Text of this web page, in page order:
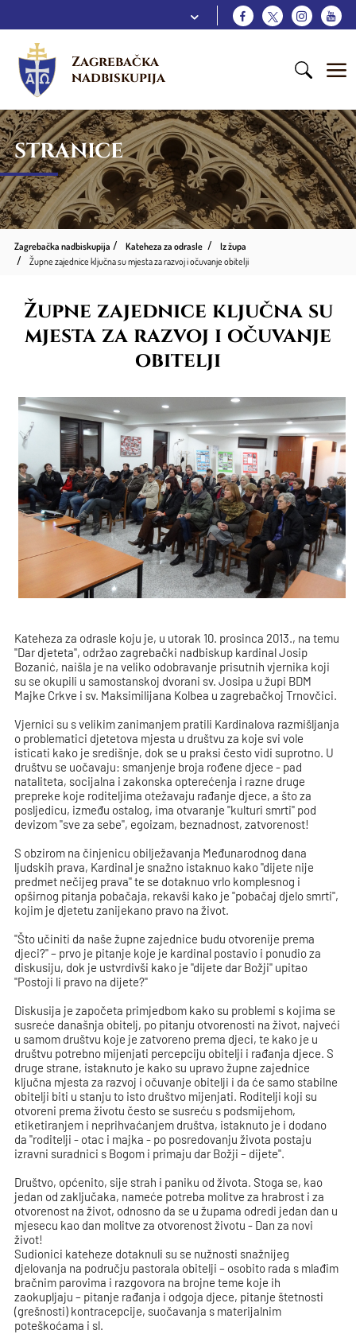
Zagrebačka
nadbiskupija
STRANICE
Zagrebačka nadbiskupija Kateheza za odrasle
Iz župa
Župne zajednice ključna su mjesta za razvoj i očuvanje obitelji
Župne zajednice ključna su
mjesta za razvoj i očuvanje
obitelji
Kateheza za odrasle koju je, u utorak 10. prosinca 2013., na temu
"Dar djeteta", održao zagrebački nadbiskup kardinal Josip
Bozanić, naišla je na veliko odobravanje prisutnih vjernika koji
su se okupili u samostanskoj dvorani sv. Josipa u župi BDM
Majke Crkve i sv. Maksimilijana Kolbea u zagrebačkoj Trnovčici.
Vjernici su s velikim zanimanjem pratili Kardinalova razmišljanja
o problematici djetetova mjesta u društvu za koje svi vole
isticati kako je središnje, dok se u praksi često vidi suprotno. U
društvu se uočavaju: smanjenje broja rođene djece - pad
nataliteta, socijalna i zakonska opterećenja i razne druge
prepreke koje roditeljima otežavaju rađanje djece, a što za
posljedicu, između ostalog, ima otvaranje "kulturi smrti" pod
devizom "sve za sebe", egoizam, beznadnost, zatvorenost!
S obzirom na činjenicu obilježavanja Međunarodnog dana
ljudskih prava, Kardinal je snažno istaknuo kako "dijete nije
predmet nečijeg prava" te se dotaknuo vrlo komplesnog i
opširnog pitanja pobačaja, rekavši kako je "pobačaj djelo smrti",
kojim je djetetu zanijekano pravo na život.
"Što učiniti da naše župne zajednice budu otvorenije prema
djeci?" – prvo je pitanje koje je kardinal postavio i ponudio za
diskusiju, dok je ustvrdivši kako je "dijete dar Božji" upitao
"Postoji li pravo na dijete?"
Diskusija je započeta primjedbom kako su problemi s kojima se
susreće današnja obitelj, po pitanju otvorenosti na život, najveći
u samom društvu koje je zatvoreno prema djeci, te kako je u
društvu potrebno mijenjati percepciju obitelji i rađanja djece. S
druge strane, istaknuto je kako su upravo župne zajednice
ključna mjesta za razvoj i očuvanje obitelji i da će samo stabilne
obitelji biti u stanju to isto društvo mijenjati. Roditelji koji su
otvoreni prema životu često se susreću s podsmijehom,
etiketiranjem i neprihvaćanjem društva, istaknuto je i dodano
da "roditelji - otac i majka - po posredovanju života postaju
izravni suradnici s Bogom i primaju dar Božji – dijete".
Društvo, općenito, sije strah i paniku od života. Stoga se, kao
jedan od zaključaka, nameće potreba molitve za hrabrost i za
otvorenost na život, odnosno da se u župama odredi jedan dan u
mjesecu kao dan molitve za otvorenost životu - Dan za novi
život!
Sudionici kateheze dotaknuli su se nužnosti snažnijeg
djelovanja na području pastorala obitelji – osobito rada s mlađim
bračnim parovima i razgovora na brojne teme koje ih
zaokupljaju – pitanje rađanja i odgoja djece, pitanje štetnosti
(grešnosti) kontracepcije, suočavanja s materijalnim
poteškoćama i sl.